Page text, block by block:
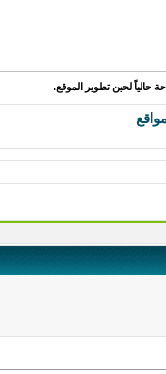
حالياً لحين تطوير الموقع.